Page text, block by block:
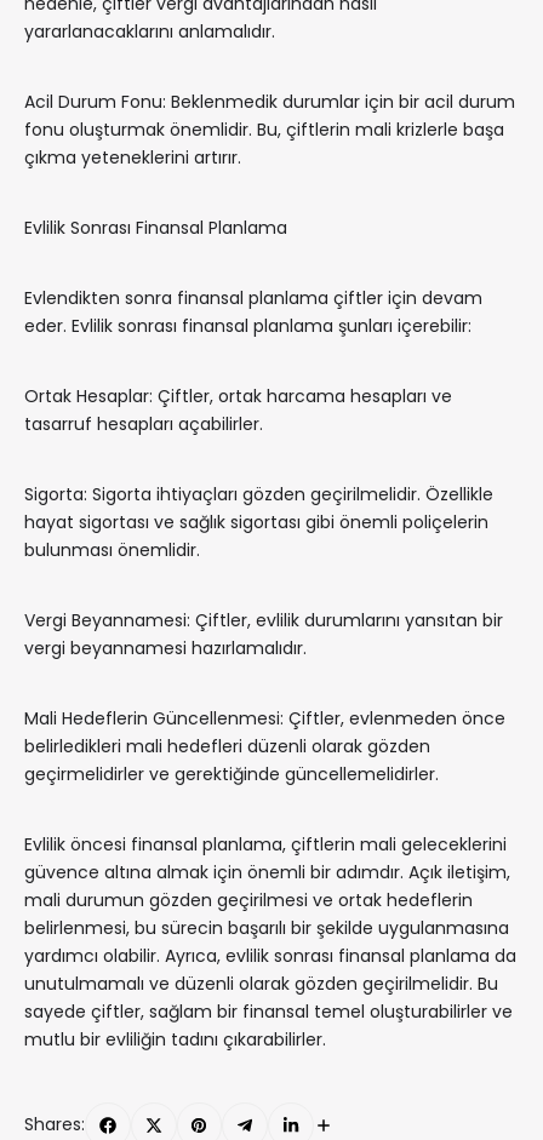
yararlanacaklarını anlamalıdır.
Acil Durum Fonu: Beklenmedik durumlar için bir acil durum
fonu oluşturmak önemlidir. Bu, çiftlerin mali krizlerle başa
çıkma yeteneklerini artırır.
Evlilik Sonrası Finansal Planlama
Evlendikten sonra finansal planlama çiftler için devam
eder. Evlilik sonrası finansal planlama şunları içerebilir:
Ortak Hesaplar: Çiftler, ortak harcama hesapları ve
tasarruf hesapları açabilirler.
Sigorta: Sigorta ihtiyaçları gözden geçirilmelidir. Özellikle
hayat sigortası ve sağlık sigortası gibi önemli poliçelerin
bulunması önemlidir.
Vergi Beyannamesi: Çiftler, evlilik durumlarını yansıtan bir
vergi beyannamesi hazırlamalıdır.
Mali Hedeflerin Güncellenmesi: Çiftler, evlenmeden önce
belirledikleri mali hedefleri düzenli olarak gözden
geçirmelidirler ve gerektiğinde güncellemelidirler.
Evlilik öncesi finansal planlama, çiftlerin mali geleceklerini
güvence altına almak için önemli bir adımdır. Açık iletişim,
mali durumun gözden geçirilmesi ve ortak hedeflerin
belirlenmesi, bu sürecin başarılı bir şekilde uygulanmasına
yardımcı olabilir. Ayrıca, evlilik sonrası finansal planlama da
unutulmamalı ve düzenli olarak gözden geçirilmelidir. Bu
sayede çiftler, sağlam bir finansal temel oluşturabilirler ve
mutlu bir evliliğin tadını çıkarabilirler.
Shares: